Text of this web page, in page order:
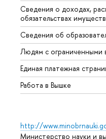
Сведения о доходах,
обязательствах
Сведения об
Людям с ограниченными
Единая платежная
Работа в Вышке
http://
Министерство науки и